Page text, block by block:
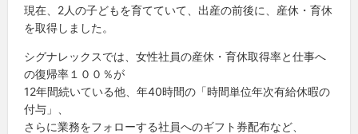
現在、2人の子どもを育てていて、出産の前後に、産休・育休
を取得しました。
シグナレックスでは、女性社員の産休・育休取得率と仕事へ
の復帰率１００％が
12年間続いている他、年40時間の「時間単位年次有給休暇の
付与」、
さらに業務をフォローする社員へのギフト券配布など、